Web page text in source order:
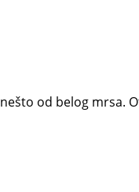
od belog mrsa.